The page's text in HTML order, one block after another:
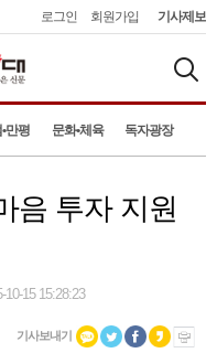
로그인 회원가입 기사제보
만평 문화•체육 독자광장
음 투자 지원
15 15:28:23
기사보내기